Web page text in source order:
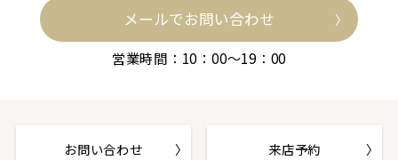
メールでお問い合わせ
営業時間：10：00～19：00
お問い合わせ 来店予約